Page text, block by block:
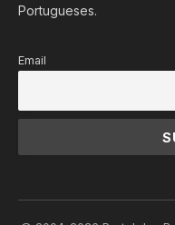
Portugueses.
Email